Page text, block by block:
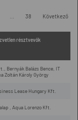
38 Következő
résztvevők
Bernyák Balázs Bence, IT
Zoltán Károly György
Lease Hungary Kft.
, Aqua Lorenzo Kft.